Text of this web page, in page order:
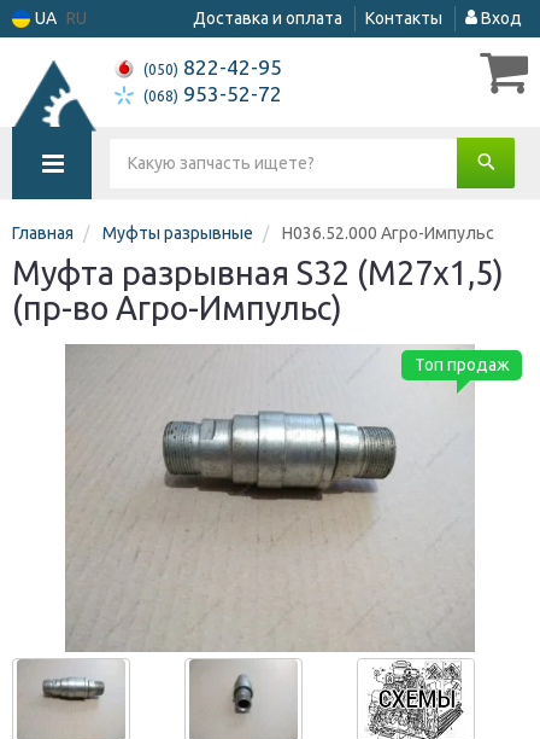
UA RU Доставка и оплата Контакты Вход
(050) 822-42-95
(068) 953-52-72
Главная Муфты разрывные Н036.52.000 Агро-Импульс
Муфта разрывная S32 (М27х1,5)
(пр-во Агро-Импульс)
Топ продаж